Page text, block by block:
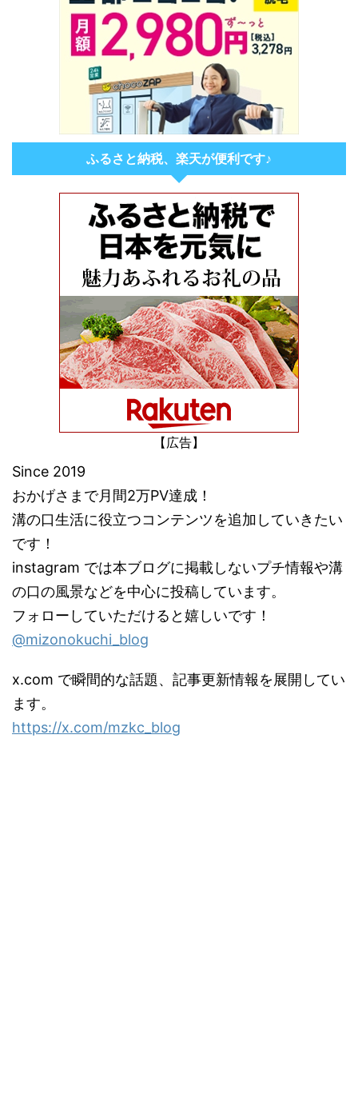
ふるさと納税、楽天が便利です♪
【広告】
Since 2019
おかげさまで月間2万PV達成！
溝の口生活に役立つコンテンツを追加していきたい
です！
instagram では本ブログに掲載しないプチ情報や溝
の口の風景などを中心に投稿しています。
フォローしていただけると嬉しいです！
@mizonokuchi_blog
x.com で瞬間的な話題、記事更新情報を展開してい
ます。
https://x.com/mzkc_blog